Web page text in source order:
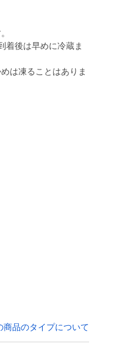
着後は早めに冷蔵ま
は凍ることはありま
商品のタイプについて